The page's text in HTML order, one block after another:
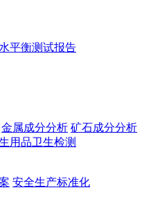
水平衡测试报告
金属成分分析 矿石成分分析
用品卫生检测
安全生产标准化